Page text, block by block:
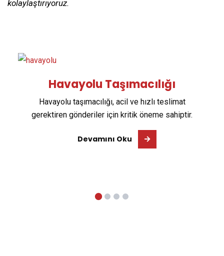
kolaylaştırıyoruz.
Havayolu Taşımacılığı
Havayolu taşımacılığı, acil ve hızlı teslimat
gerektiren gönderiler için kritik öneme sahiptir.
Devamını Oku